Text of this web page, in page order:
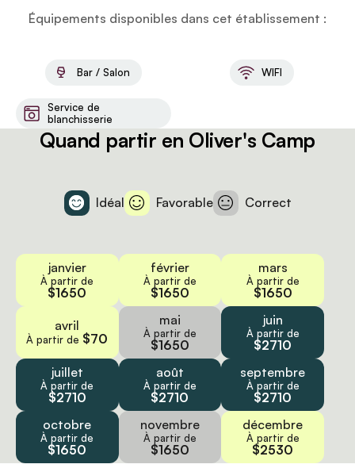
Équipements disponibles dans cet établissement :
Bar / Salon WIFI
Service de
blanchisserie
Quand partir en Oliver's Camp
Idéal Favorable Correct
janvier
À partir de
$1650
février
À partir de
$1650
mars
À partir de
$1650
avril
À partir de $70
mai
À partir de
$1650
juin
À partir de
$2710
juillet
À partir de
$2710
août
À partir de
$2710
septembre
À partir de
$2710
octobre
À partir de
$1650
novembre
À partir de
$1650
décembre
À partir de
$2530